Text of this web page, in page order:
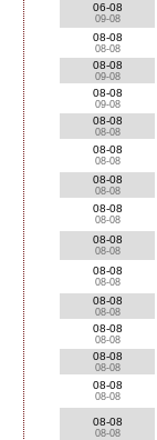
06-08
09-08
08-08
08-08
08-08
09-08
08-08
09-08
08-08
08-08
08-08
08-08
08-08
08-08
08-08
08-08
08-08
08-08
08-08
08-08
08-08
08-08
08-08
08-08
08-08
08-08
08-08
08-08
08-08
08-08